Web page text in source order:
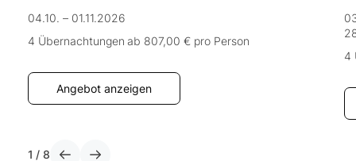
04.10. – 01.11.2026
4 Übernachtungen ab 807,00 € pro Person
Angebot anzeigen
4
1 / 8